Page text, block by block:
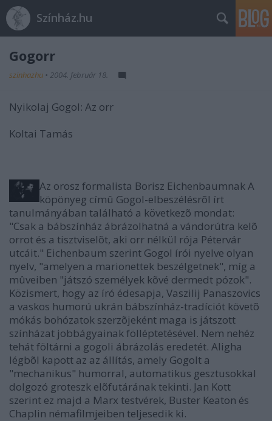
Színház.hu
Gogorr
szinhazhu • 2004. február 18.
Nyikolaj Gogol: Az orr
Koltai Tamás
Az orosz formalista Borisz Eichenbaumnak A
köpönyeg címû Gogol-elbeszélésrõl írt
tanulmányában található a következõ mondat:
"Csak a bábszínház ábrázolhatná a vándorútra kelõ
orrot és a tisztviselõt, aki orr nélkül rója Pétervár
utcáit." Eichenbaum szerint Gogol írói nyelve olyan
nyelv, "amelyen a marionettek beszélgetnek", míg a
mûveiben "játszó személyek kõvé dermedt pózok".
Közismert, hogy az író édesapja, Vaszilij Panaszovics
a vaskos humorú ukrán bábszínház-tradíciót követõ
mókás bohózatok szerzõjeként maga is játszott
színházat jobbágyainak fölléptetésével. Nem nehéz
tehát föltárni a gogoli ábrázolás eredetét. Aligha
légbõl kapott az az állítás, amely Gogolt a
"mechanikus" humorral, automatikus gesztusokkal
dolgozó groteszk elõfutárának tekinti. Jan Kott
szerint ez majd a Marx testvérek, Buster Keaton és
Chaplin némafilmjeiben teljesedik ki.